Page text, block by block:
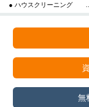
● ハウスクリーニング
無